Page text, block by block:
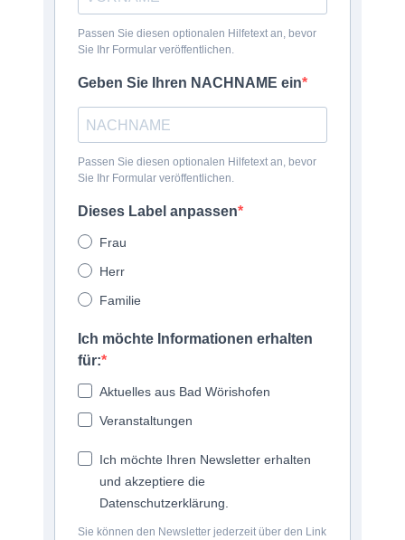
Passen Sie diesen optionalen Hilfetext an, bevor
Sie Ihr Formular veröffentlichen.
Geben Sie Ihren NACHNAME ein
Passen Sie diesen optionalen Hilfetext an, bevor
Sie Ihr Formular veröffentlichen.
Dieses Label anpassen
Frau
Herr
Familie
Ich möchte Informationen erhalten
für:
Aktuelles aus Bad Wörishofen
Veranstaltungen
Ich möchte Ihren Newsletter erhalten
und akzeptiere die
Datenschutzerklärung.
Sie können den Newsletter jederzeit über den Link